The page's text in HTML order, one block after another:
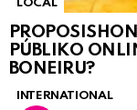
LOCAL
PÚBLIKO
BONEIRU?
INTERNATIONAL